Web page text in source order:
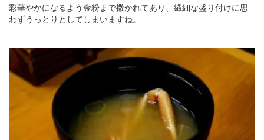
彩華やかになるよう金粉まで撒かれてあり、繊細な盛り付けに思
わずうっとりとしてしまいますね。